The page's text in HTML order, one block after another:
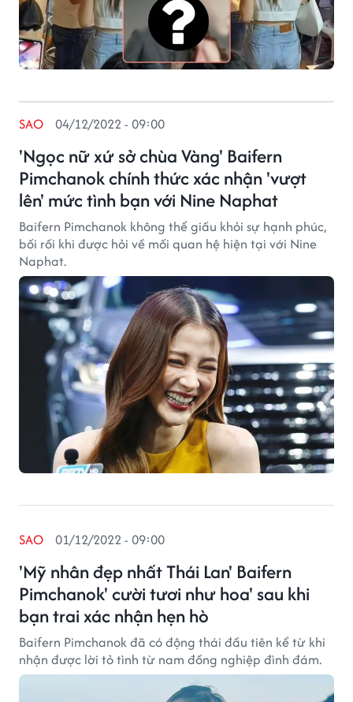
'Ngọc nữ xứ sở chùa Vàng' Baifern
Pimchanok chính thức xác nhận 'vượt
lên' mức tình bạn với Nine Naphat
SAO 04/12/2022 - 09:00
Baifern Pimchanok không thể giấu khỏi sự hạnh phúc,
bối rối khi được hỏi về mối quan hệ hiện tại với Nine
Naphat.
'Mỹ nhân đẹp nhất Thái Lan' Baifern
Pimchanok' cười tươi như hoa' sau khi
bạn trai xác nhận hẹn hò
SAO 01/12/2022 - 09:00
Baifern Pimchanok đã có động thái đầu tiên kể từ khi
nhận được lời tỏ tình từ nam đồng nghiệp đình đám.